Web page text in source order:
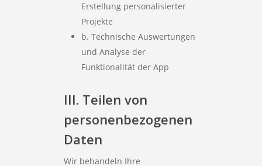
Erstellung personalisierter
Projekte
b. Technische Auswertungen
und Analyse der
Funktionalität der App
III. Teilen von
personenbezogenen
Daten
Wir behandeln Ihre